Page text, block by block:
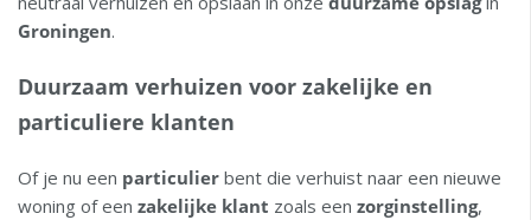
Groningen.
Duurzaam verhuizen voor zakelijke en
particuliere klanten
Of je nu een particulier bent die verhuist naar een nieuwe
woning of een zakelijke klant zoals een zorginstelling,